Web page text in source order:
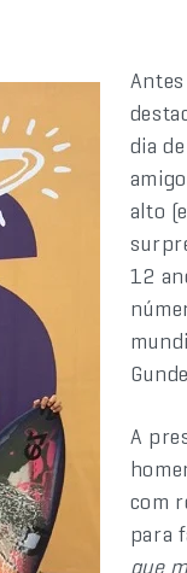
dia
alto
12
A
com
para
que